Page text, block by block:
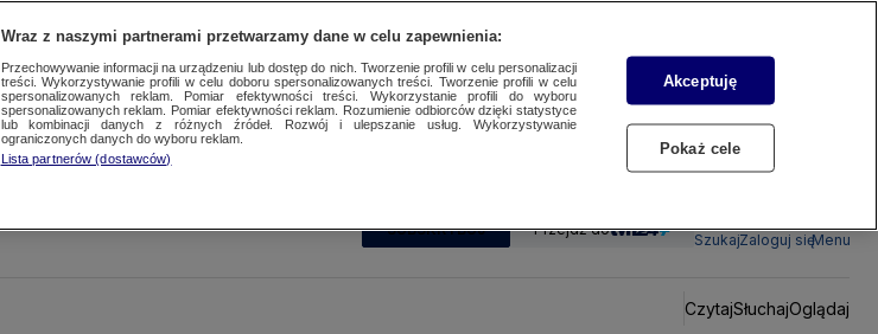
SUBSKRYBUJ Przejdź do
SzukajZaloguj sięMenu
CzytajSłuchajOglądaj
Wraz z naszymi partnerami przetwarzamy dane w celu zapewnienia:
Przechowywanie informacji na urządzeniu lub dostęp do nich. Tworzenie profili w celu personalizacji
treści. Wykorzystywanie profili w celu doboru spersonalizowanych treści. Tworzenie profili w celu
spersonalizowanych reklam. Pomiar efektywności treści. Wykorzystanie profili do wyboru
spersonalizowanych reklam. Pomiar efektywności reklam. Rozumienie odbiorców dzięki statystyce
lub kombinacji danych z różnych źródeł. Rozwój i ulepszanie usług. Wykorzystywanie
ograniczonych danych do wyboru reklam.
Lista partnerów (dostawców)
Akceptuję
Pokaż cele